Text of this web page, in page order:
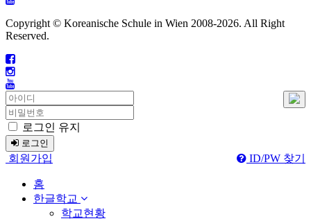
Copyright © Koreanische Schule in Wien 2008-2026. All Right
Reserved.
로그인 유지
로그인
회원가입 ID/PW 찾기
홈
한글학교
학교현황